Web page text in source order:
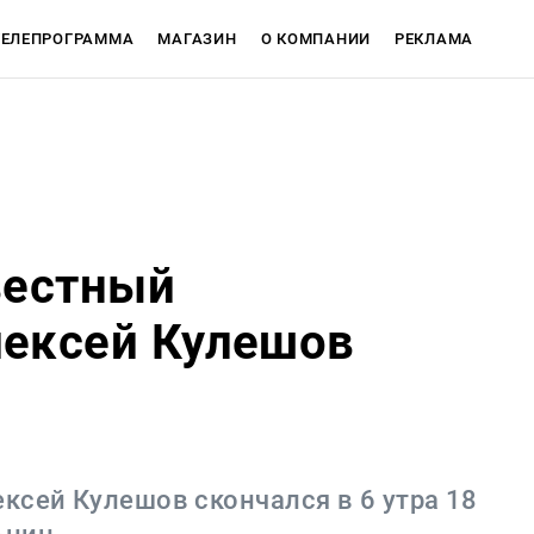
МАГАЗИН О КОМПАНИИ РЕКЛАМА
О
Кулешов
Кулешов скончался в 6 утра 18